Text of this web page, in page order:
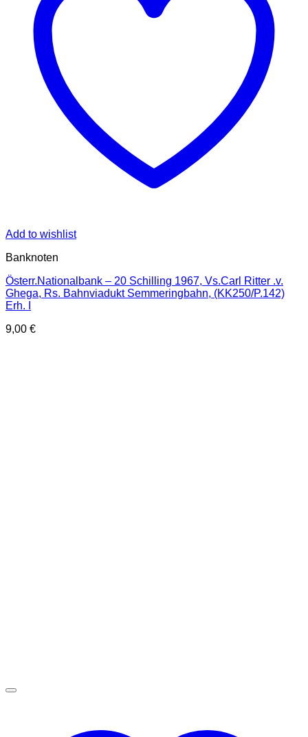
Add to wishlist
Banknoten
Österr.Nationalbank – 20 Schilling 1967, Vs.Carl Ritter .v.
Ghega, Rs. Bahnviadukt Semmeringbahn, (KK250/P.142)
Erh. I
9,00 €